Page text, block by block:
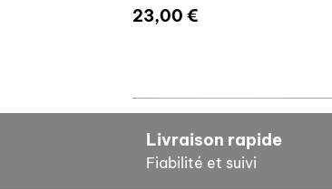
Prix
23,00 €
7700804635
Livraison rapide
Fiabilité et suivi